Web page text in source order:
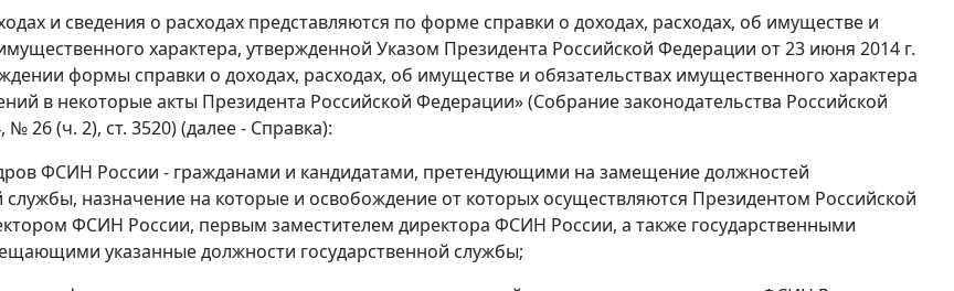
и сведения о расходах представляются по форме справки о доходах, расходах, об имуществе и
характера, утвержденной Указом Президента Российской Федерации от 23 июня 2014 г.
формы справки о доходах, расходах, об имуществе и обязательствах имущественного характера
в некоторые акты Президента Российской Федерации» (Собрание законодательства Российской
26 (ч. 2), ст. 3520) (далее - Справка):
ФСИН России - гражданами и кандидатами, претендующими на замещение должностей
службы, назначение на которые и освобождение от которых осуществляются Президентом Российской
ФСИН России, первым заместителем директора ФСИН России, а также государственными
указанные должности государственной службы;